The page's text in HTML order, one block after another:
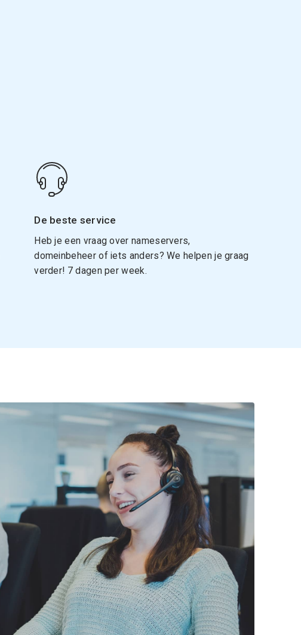
De beste service
Heb je een vraag over nameservers,
domeinbeheer of iets anders? We helpen je graag
verder! 7 dagen per week.